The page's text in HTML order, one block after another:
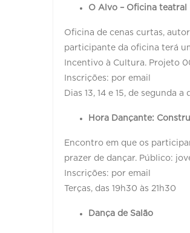
O Alvo – Oficina teatral
Oficina de cenas curtas,
participante da oficina terá
Incentivo à Cultura. Projeto
Inscrições: por email
Dias 13, 14 e 15, de segunda a
Hora Dançante:
Encontro em que os
prazer de dançar. Público:
Inscrições: por email
Terças, das 19h30 às 21h30
Dança de Salão